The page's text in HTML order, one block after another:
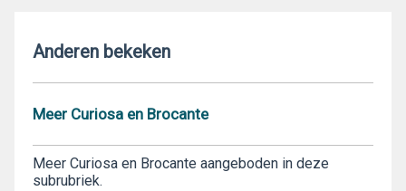
Anderen bekeken
Meer Curiosa en Brocante
Meer Curiosa en Brocante aangeboden in deze
subrubriek.